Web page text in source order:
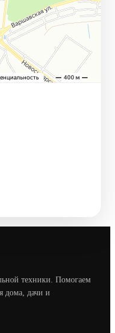
техники. Помогаем
дома, дачи и